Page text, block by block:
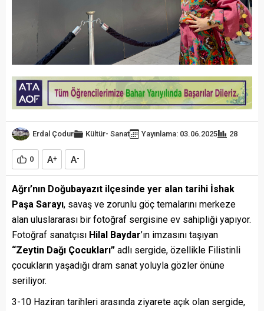
Erdal Çodur Kültür- Sanat Yayınlama: 03.06.2025 28
0 A+ A-
Ağrı’nın Doğubayazıt ilçesinde yer alan tarihi İshak
Paşa Sarayı, savaş ve zorunlu göç temalarını merkeze
alan uluslararası bir fotoğraf sergisine ev sahipliği yapıyor.
Fotoğraf sanatçısı Hilal Baydar’ın imzasını taşıyan
“Zeytin Dağı Çocukları” adlı sergide, özellikle Filistinli
çocukların yaşadığı dram sanat yoluyla gözler önüne
seriliyor.
3-10 Haziran tarihleri arasında ziyarete açık olan sergide,